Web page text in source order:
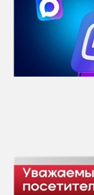
Фото